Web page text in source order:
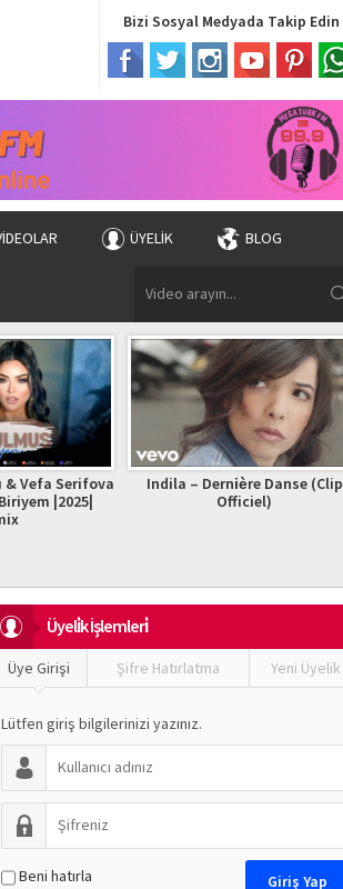
Bizi Sosyal Medyada Takip Edin
ÜYELIK BLOG
& Vefa Serifova
|2025|
Indila – Dernière Danse (Clip
Officiel)
Üyeli̇k İşlemleri̇
Üye Girişi Şifre Hatırlatma Yeni Üyelik
Lütfen giriş bilgilerinizi yazınız.
Beni hatırla